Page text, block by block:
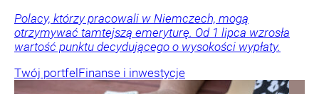
Polacy, którzy pracowali w Niemczech, mogą
otrzymywać tamtejszą emeryturę. Od 1 lipca wzrosła
wartość punktu decydującego o wysokości wypłaty.
Twój portfelFinanse i inwestycje